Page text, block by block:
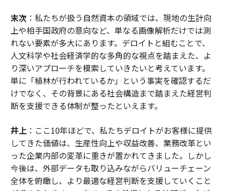
末次：私たちが扱う自然資本の領域では、現地の生計向
上や相手国政府の意向など、単なる画像解析だけでは測
れない要素が多大にあります。デロイトと組むことで、
人文科学や社会経済学的な多角的な視点を踏まえた、よ
り深いアプローチを模索していきたいと考えています。
単に「植林が行われているか」という事実を確認するだ
けでなく、その背景にある社会構造まで踏まえた経営判
断を支援できる体制が整ったといえます。
井上：ここ10年ほどで、私たちデロイトがお客様に提供
してきた価値は、生産性向上や収益改善、業務改革とい
った企業内部の変革に重きが置かれてきました。しかし
今後は、外部データも取り込みながらバリューチェーン
全体を俯瞰し、より最適な経営判断を支援していくこと